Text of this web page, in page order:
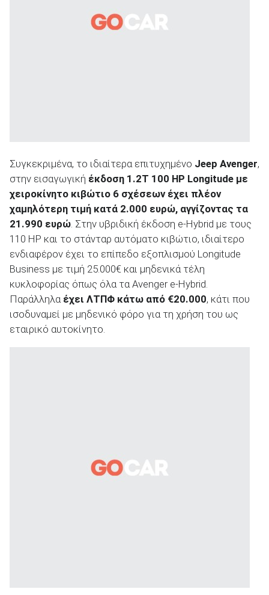
Συγκεκριμένα, το ιδιαίτερα επιτυχημένο Jeep Avenger,
στην εισαγωγική έκδοση 1.2T 100 HP Longitude με
χειροκίνητο κιβώτιο 6 σχέσεων έχει πλέον
χαμηλότερη τιμή κατά 2.000 ευρώ, αγγίζοντας τα
21.990 ευρώ . Στην υβριδική έκδοση e-Hybrid με τους
110 HP και το στάνταρ αυτόματο κιβώτιο, ιδιαίτερο
ενδιαφέρον έχει το επίπεδο εξοπλισμού Longitude
Business με τιμή 25.000€ και μηδενικά τέλη
κυκλοφορίας όπως όλα τα Avenger e-Hybrid.
Παράλληλα έχει ΛΤΠΦ κάτω από €20.000, κάτι που
ισοδυναμεί με μηδενικό φόρο για τη χρήση του ως
εταιρικό αυτοκίνητο.